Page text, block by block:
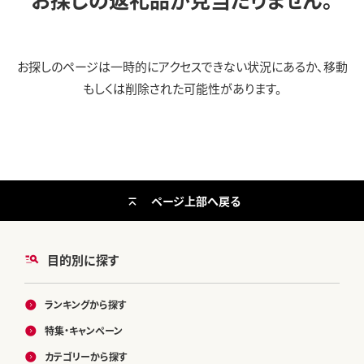
お探しのページは一時的にアクセスできない状況にあるか、移動
もしくは削除された可能性があります。
目的別に探す
ランキングから探す
特集・キャンペーン
カテゴリーから探す
ページ上部へ戻る